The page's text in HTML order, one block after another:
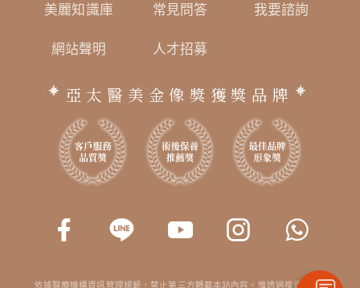
美麗知識庫 常見問答 我要諮詢
網站聲明 人才招募
亞太醫美金像獎獲獎品牌
依據醫療機構資訊管理規範，禁止第三方轉載本站內容。惟透過搜尋